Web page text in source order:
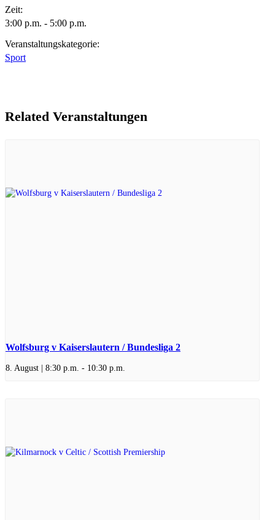
Zeit:
3:00 p.m. - 5:00 p.m.
Veranstaltungskategorie:
Sport
Related Veranstaltungen
Wolfsburg v Kaiserslautern / Bundesliga 2
8. August | 8:30 p.m. - 10:30 p.m.